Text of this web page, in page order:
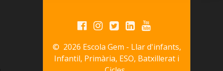
© 2026 Escola Gem - Llar d'infants,
Infantil, Primària, ESO, Batxillerat i